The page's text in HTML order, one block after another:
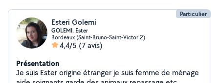
Particulier
Esteri Golemi
GOLEMI. Ester
Bordeaux (Saint-Bruno-Saint-Victor 2)
4,4/5 (7 avis)
Présentation
Je suis Ester origine étranger je suis femme de ménage